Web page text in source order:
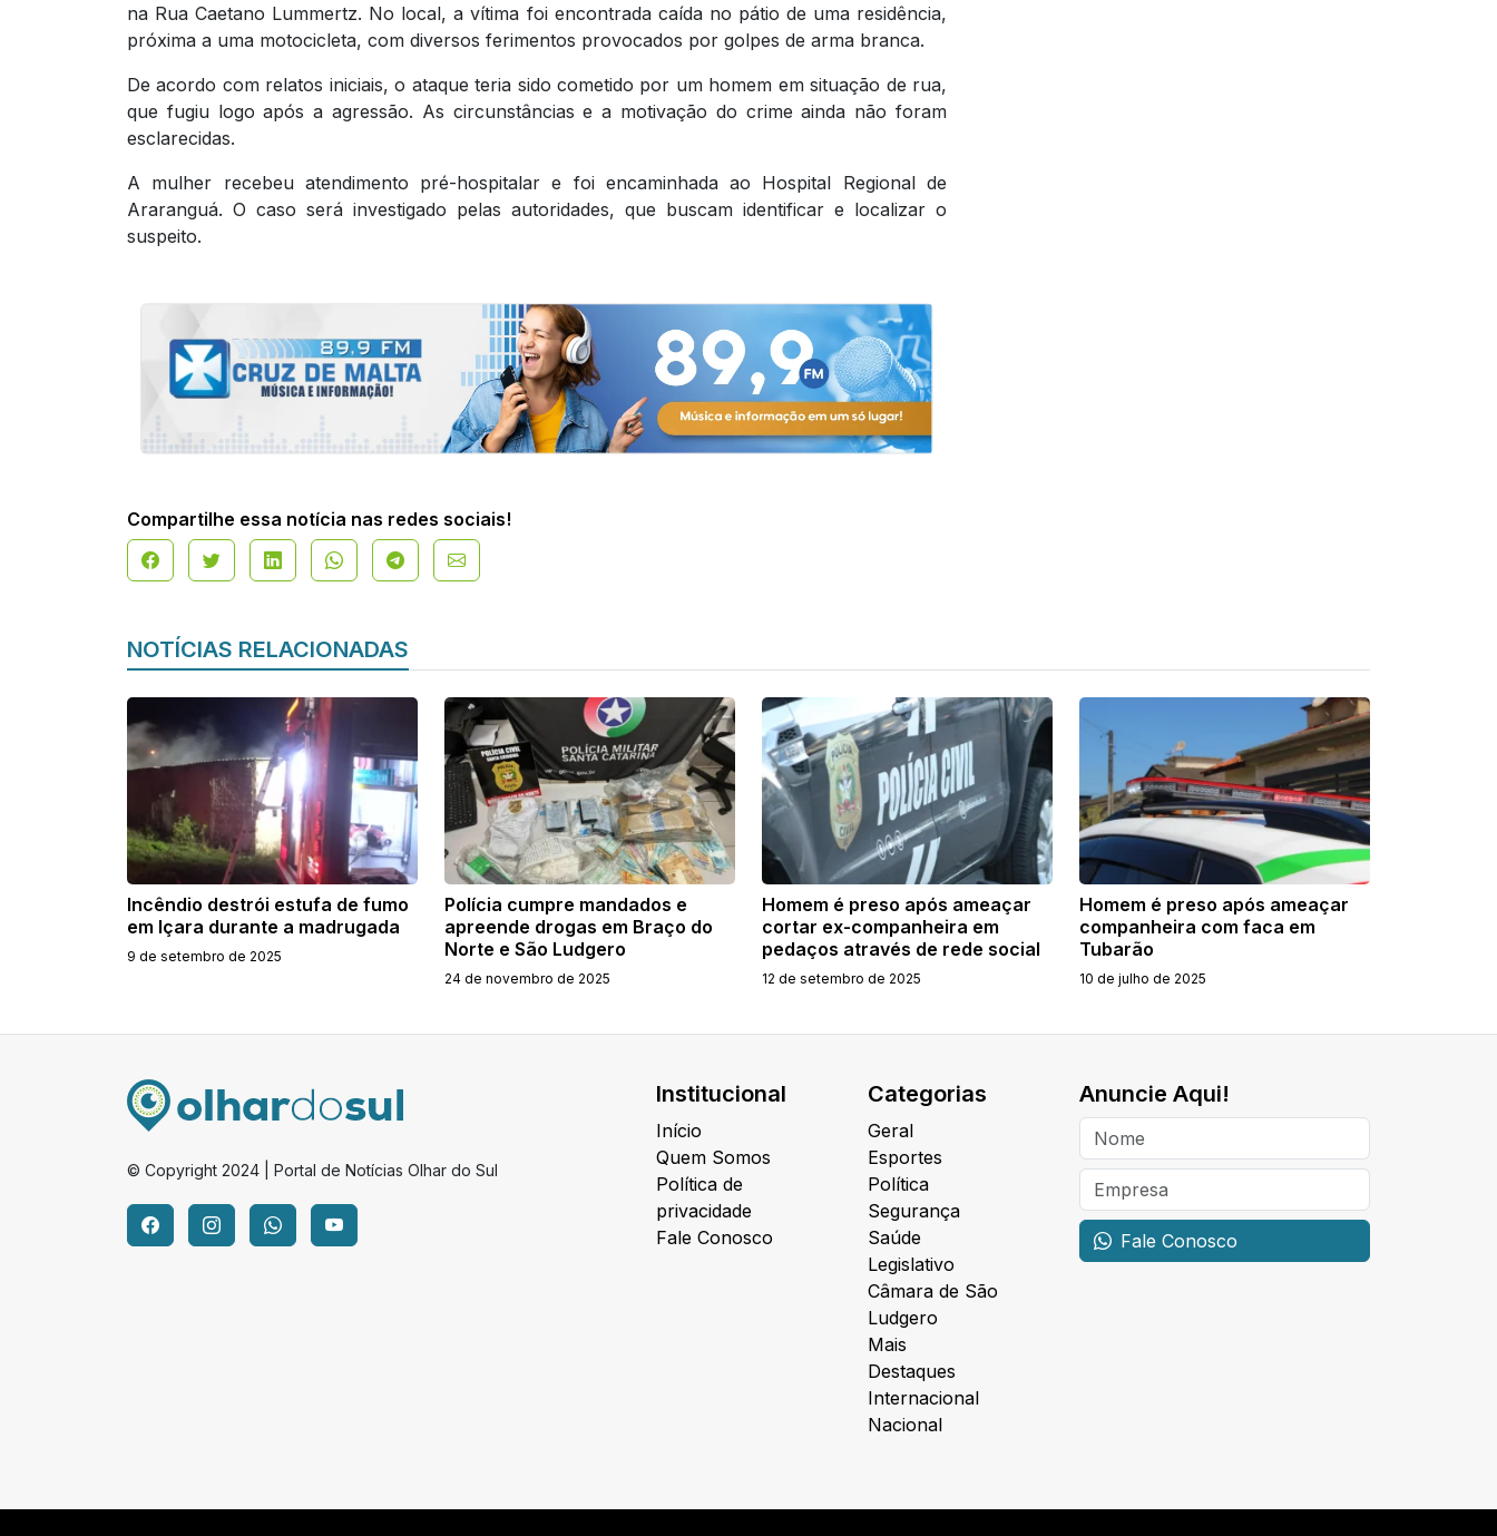
na Rua Caetano Lummertz. No local, a vítima foi encontrada caída no pátio de uma residência,
próxima a uma motocicleta, com diversos ferimentos provocados por golpes de arma branca.
De acordo com relatos iniciais, o ataque teria sido cometido por um homem em situação de rua,
que fugiu logo após a agressão. As circunstâncias e a motivação do crime ainda não foram
esclarecidas.
A mulher recebeu atendimento pré-hospitalar e foi encaminhada ao Hospital Regional de
Araranguá. O caso será investigado pelas autoridades, que buscam identificar e localizar o
suspeito.
Compartilhe essa notícia nas redes sociais!
NOTÍCIAS RELACIONADAS
Incêndio destrói estufa de fumo
em Içara durante a madrugada
9 de setembro de 2025
Polícia cumpre mandados e
apreende drogas em Braço do
Norte e São Ludgero
24 de novembro de 2025
Homem é preso após ameaçar
cortar ex-companheira em
pedaços através de rede social
12 de setembro de 2025
Homem é preso após ameaçar
companheira com faca em
Tubarão
10 de julho de 2025
© Copyright 2024 | Portal de Notícias Olhar do Sul
Institucional
Início
Quem Somos
Política de
privacidade
Fale Conosco
Categorias
Geral
Esportes
Política
Segurança
Saúde
Legislativo
Câmara de São
Ludgero
Mais
Destaques
Internacional
Nacional
Anuncie Aqui!
Fale Conosco